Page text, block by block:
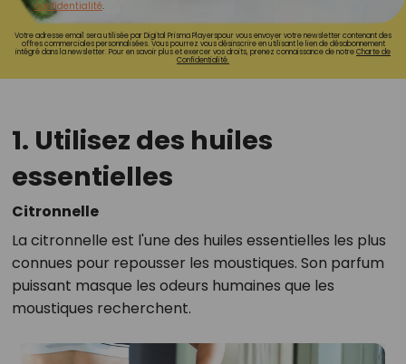
confidentialité.
Votre adresse email sera utilisée par Digital Prisma Playerspour vous envoyer votre newsletter contenant des
offres commerciales personnalisées. Vous pourrez vous désinscrire en utilisant le lien de désabonnement
intégré dans la newsletter. Pour en savoir plus et exercer vos droits, prenez connaissance de notreCharte de
Confidentialité.
1. Utilisez des huiles
essentielles
Citronnelle
La citronnelle est l'une des huiles essentielles les plus
connues pour repousser les moustiques. Son parfum
puissant masque les odeurs humaines que les
moustiques recherchent.